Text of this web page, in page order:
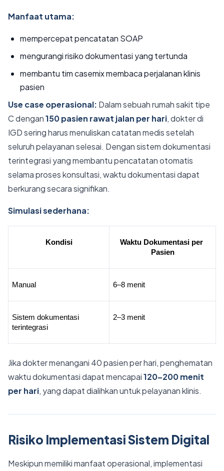
Manfaat utama:
mempercepat pencatatan SOAP
mengurangi risiko dokumentasi yang tertunda
membantu tim casemix membaca perjalanan klinis
pasien
Use case operasional: Dalam sebuah rumah sakit tipe
C dengan150 pasien rawat jalan per hari, dokter di
IGD sering harus menuliskan catatan medis setelah
seluruh pelayanan selesai. Dengan sistem dokumentasi
terintegrasi yang membantu pencatatan otomatis
selama proses konsultasi, waktu dokumentasi dapat
berkurang secara signifikan.
Simulasi sederhana:
Kondisi
Waktu Dokumentasi per
Pasien
Manual 6–8 menit
Sistem dokumentasi
terintegrasi
2–3 menit
Jika dokter menangani 40 pasien per hari, penghematan
waktu dokumentasi dapat mencapai120–200 menit
per hari, yang dapat dialihkan untuk pelayanan klinis.
Risiko Implementasi Sistem Digital
Meskipun memiliki manfaat operasional, implementasi